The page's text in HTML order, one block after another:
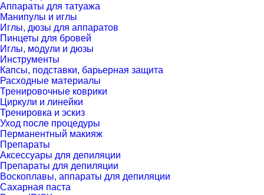
Аппараты для татуажа
Манипулы и иглы
Иглы, дюзы для аппаратов
Пинцеты для бровей
Иглы, модули и дюзы
Инструменты
Капсы, подставки, барьерная защита
Расходные материалы
Тренировочные коврики
Циркули и линейки
Тренировка и эскиз
Уход после процедуры
Перманентный макияж
Препараты
Аксессуары для депиляции
Препараты для депиляции
Воскоплавы, аппараты для депиляции
Сахарная паста